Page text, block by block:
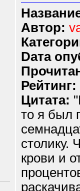
Автор:
Dата
Рейтинг:
Цитата:
то я был
столику.
крови и